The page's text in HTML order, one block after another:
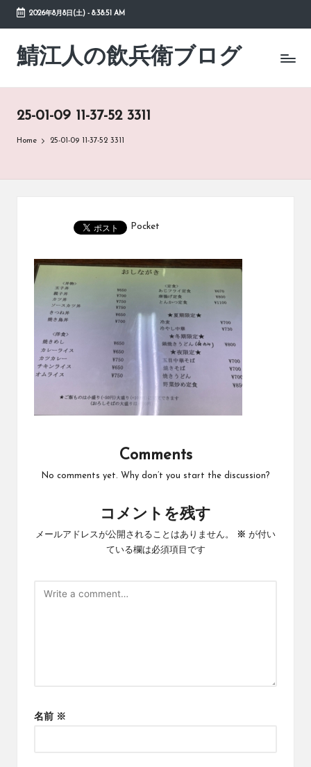
Skip
content
2026年8月8日(土)- 8:38:52 AM
鯖江人の飲兵衛ブログ
日々
の
草
25-01-09 11-37-52 3311
Home 25-01-09 11-37-52 3311
Pocket
Comments
No comments yet. Why don’t you start the discussion?
コメントを残す
メールアドレスが公開されることはありません。 ※ が付い
ている欄は必須項目です
名前 ※